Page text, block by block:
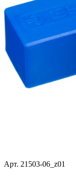
Арт. 21503-06_z01